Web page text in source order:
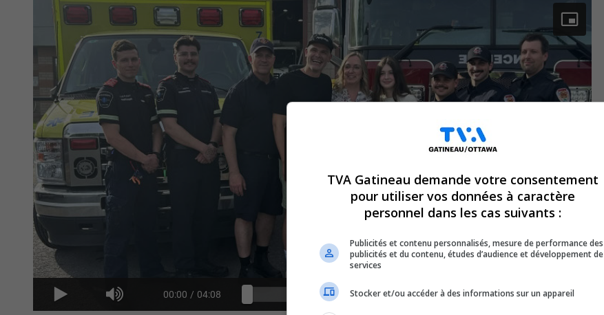
00:00 / 04:08
TVA Gatineau demande votre consentement
pour utiliser vos données à caractère
personnel dans les cas suivants :
Publicités et contenu personnalisés, mesure de performance des
publicités et du contenu, études d’audience et développement de
services
Stocker et/ou accéder à des informations sur un appareil